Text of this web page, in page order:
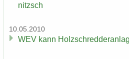
nitzsch
10.05.2010
WEV kann